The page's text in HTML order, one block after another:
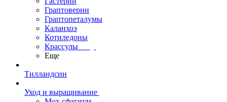
Граптоверии
Граптопеталумы
Каланхоэ
Котиледоны
Крассулы
Еще
Тилландсии
Уход и выращивание